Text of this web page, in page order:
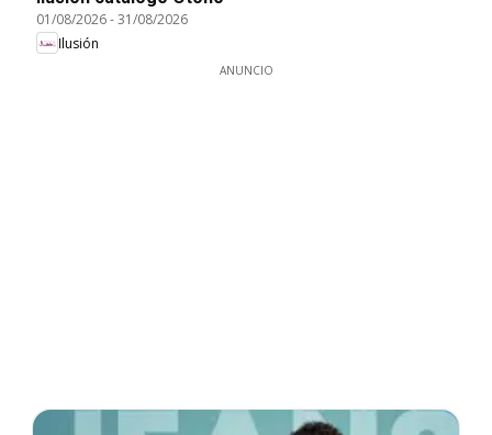
01/08/2026-31/08/2026
Ilusión
ANUNCIO